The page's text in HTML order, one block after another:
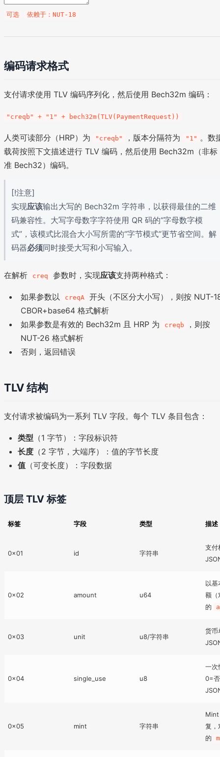
可选 依赖于：NUT-18
编码请求格式
支付请求使用 TLV 编码序列化，然后使用 Bech32m 编码：
"creqb" + "1" + bech32m(TLV(PaymentRequest))
人类可读部分（HRP）为 "creqb" ，版本分隔符为 "1" 。数
载荷按照下文描述进行 TLV 编码，然后使用 Bech32m（非标
准 Bech32）编码。
[!注意]
实现应该输出大写的 Bech32m 字符串，以获得最佳的二维
码兼容性。大写字母数字字符使用 QR 码的“字母数字模
式”，该模式比混合大小写所需的“字节模式”更节省空间。解
码器必须同时接受大写和小写输入。
在解析 creq 参数时，实现应该支持两种格式：
如果参数以 creqA
开头（不区分大小写），则按 NUT-
CBOR+base64 格式解析
如果参数是有效的 Bech32m 且 HRP 为
creqb
，则按
NUT-26 格式解析
否则，返回错误
TLV 结构
支付请求被编码为一系列 TLV 字段。每个 TLV 条目包含：
类型 （1 字节）：字段标识符
长度 （2 字节，大端序）：值的字节长度
值 （可变长度）：字段数据
顶层 TLV 标签
标签 字段 类型 描述
0x01 id 字符串
支付
0x02 amount u64
以基
额（
的
a
0x03 unit u8/字符串
货币
0x04 single_use u8
一次
0=
0x05 mint 字符串
Mint
复，
的
m